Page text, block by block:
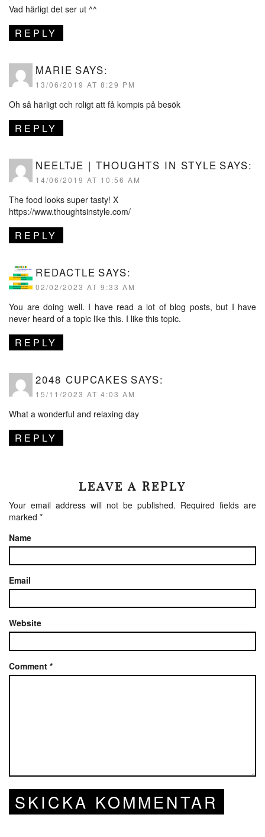
Vad härligt det ser ut ^^
REPLY
MARIE SAYS:
13/06/2019 AT 8:29 PM
Oh så härligt och roligt att få kompis på besök
REPLY
NEELTJE | THOUGHTS IN STYLE SAYS:
14/06/2019 AT 10:56 AM
The food looks super tasty! X
https://www.thoughtsinstyle.com/
REPLY
REDACTLE SAYS:
02/02/2023 AT 9:33 AM
You are doing well. I have read a lot of blog posts, but I have
never heard of a topic like this. I like this topic.
REPLY
2048 CUPCAKES SAYS:
15/11/2023 AT 4:03 AM
What a wonderful and relaxing day
REPLY
LEAVE A REPLY
Your email address will not be published. Required fields are
marked *
Name
Email
Website
Comment *
SKICKA KOMMENTAR